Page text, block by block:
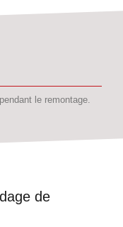
le remontage.
de